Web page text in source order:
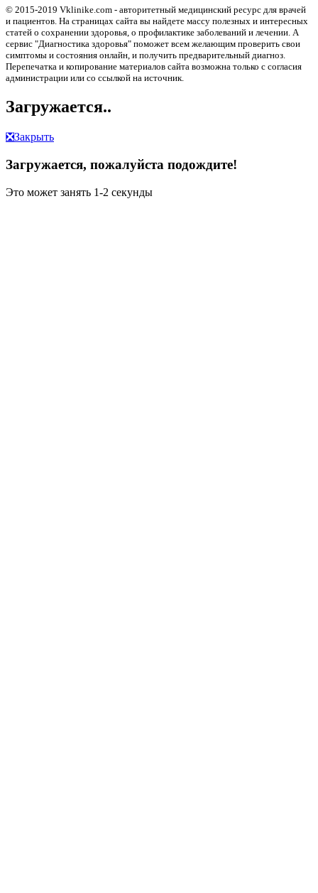
© 2015-2019 Vklinike.com - авторитетный медицинский ресурс для врачей
и пациентов. На страницах сайта вы найдете массу полезных и интересных
статей о сохранении здоровья, о профилактике заболеваний и лечении. А
сервис "Диагностика здоровья" поможет всем желающим проверить свои
симптомы и состояния онлайн, и получить предварительный диагноз.
Перепечатка и копирование материалов сайта возможна только с согласия
администрации или со ссылкой на источник.
Загружается..
❎Закрыть
Загружается, пожалуйста подождите!
Это может занять 1-2 секунды